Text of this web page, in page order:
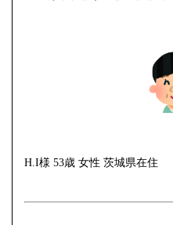
H.I様 53歳 女性 茨城県在住